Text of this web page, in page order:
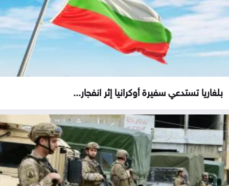
بلغاريا تستدعي سفيرة أوكرانيا إثر انفجار...